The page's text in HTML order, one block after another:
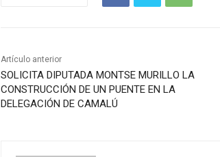
Artículo anterior
SOLICITA DIPUTADA MONTSE MURILLO LA
CONSTRUCCIÓN DE UN PUENTE EN LA
DELEGACIÓN DE CAMALÚ